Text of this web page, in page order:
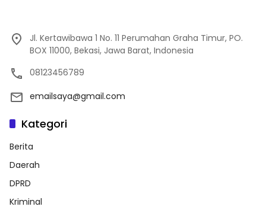
Jl. Kertawibawa 1 No. 11 Perumahan Graha Timur, PO.
BOX 11000, Bekasi, Jawa Barat, Indonesia
08123456789
emailsaya@gmail.com
Kategori
Berita
Daerah
DPRD
Kriminal